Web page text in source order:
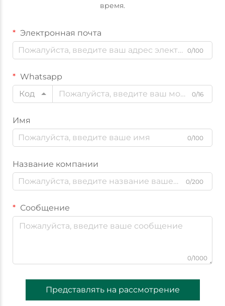
время.
Электронная почта
0/100
Whatsapp
Код
0/16
Имя
0/100
Название компании
0/200
Сообщение
0/1000
Представлять на рассмотрение